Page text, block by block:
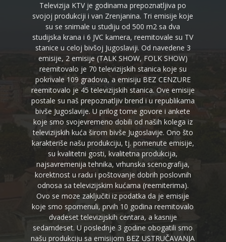
Televizija KTV je godinama prepoznatljiva po
svojoj produkciji i van Zrenjanina. Tri emisije koje
su se snimale u studiju od 500 m2 sa dva
studijska krana i 6 JVC kamera, reemitovale su TV
stanice u celoj bivšoj Jugoslaviji. Od navedene 3
emisije, 2 emisije (TALK SHOW, FOLK SHOW)
reemitovalo je 70 televizijskih stanica koje su
pokrivale 109 gradova, a emisiju BEZ CENZURE
reemitovalo je 45 televizijskih stanica. Ove emisije
postale su naš prepoznatljiv brend i u republikama
bivše Jugoslavije. U prilog tome govore i ankete
koje smo svojevremeno dobili od naših kolega iz
televizijskih kuća širom bivše Jugoslavije. Ono što
karakteriše našu produkciju, tj. pomenute emisije,
su kvalitetni gosti, kvalitetna produkcija,
najsavremenija tehnika, vrhunska scenografija,
korektnost u radu i poštovanje dobrih poslovnih
odnosa sa televizijskim kućama (reemiterima).
Ovo se moze zaključiti iz podatka da je emisije
koje smo spomenuli, prvih 10 godina reemitovalo
dvadeset televizijskih centara, a kasnije
sedamdeset. U poslednje 3 godine obogatili smo
našu produkciju sa emisijom BEZ USTRUČAVANJA